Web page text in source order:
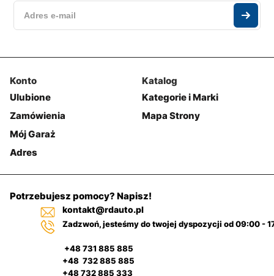
Konto
Ulubione
Zamówienia
Mój Garaż
Adres
Katalog
Kategorie i Marki
Mapa Strony
Potrzebujesz pomocy? Napisz!
kontakt@rdauto.pl
Zadzwoń, jesteśmy do twojej dyspozycji od 09:00 -
+48 731 885 885
+48 732 885 885
+48 732 885 333